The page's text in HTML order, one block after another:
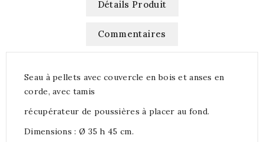
Détails Produit
Commentaires
Seau à pellets avec couvercle en bois et anses en
corde, avec tamis
récupérateur de poussières à placer au fond.
Dimensions : Ø 35 h 45 cm.